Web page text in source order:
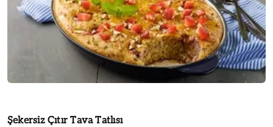
Şekersiz Çıtır Tava Tatlısı